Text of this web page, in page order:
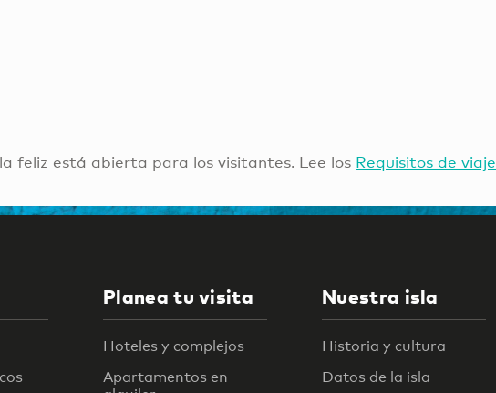
feliz está abierta para los visitantes. Lee los Requisitos de viaje
Planea tu visita
Hoteles y complejos
Apartamentos en
Nuestra isla
Historia y cultura
Datos de la isla